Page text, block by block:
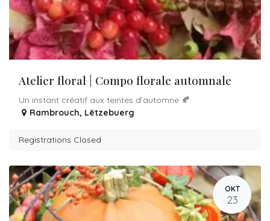
Atelier floral | Compo florale automnale
Un instant créatif aux teintes d’automne 🍂
Rambrouch, Lëtzebuerg
Registrations Closed
OKT
23